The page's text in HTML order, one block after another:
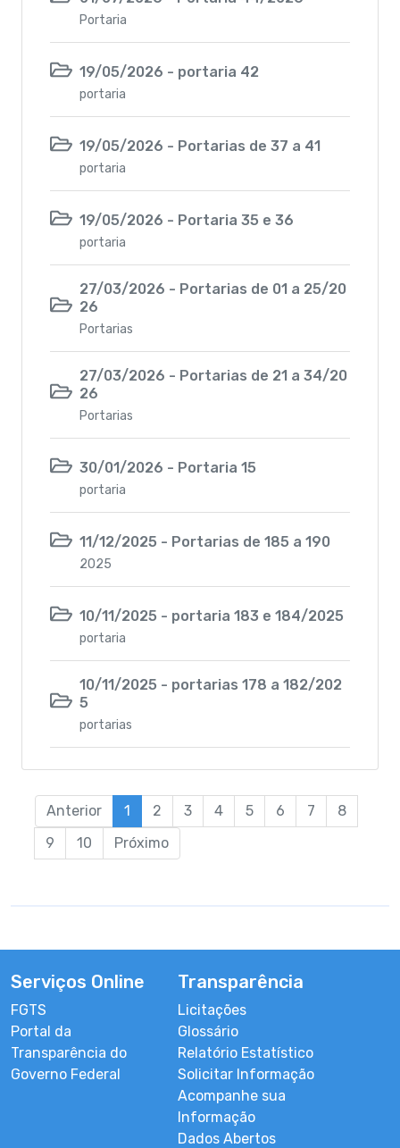
Portaria
19/05/2026 - portaria 42
portaria
19/05/2026 - Portarias de 37 a 41
portaria
19/05/2026 - Portaria 35 e 36
portaria
27/03/2026 - Portarias de 01 a 25/20
26
Portarias
27/03/2026 - Portarias de 21 a 34/20
26
Portarias
30/01/2026 - Portaria 15
portaria
11/12/2025 - Portarias de 185 a 190
2025
10/11/2025 - portaria 183 e 184/2025
portaria
10/11/2025 - portarias 178 a 182/202
5
portarias
Anterior 1 2 3 4 5 6 7
8
9
10 Próximo
Serviços Online
FGTS
Portal da
Transparência do
Governo Federal
Transparência
Licitações
Glossário
Relatório Estatístico
Solicitar Informação
Acompanhe sua
Informação
Dados Abertos